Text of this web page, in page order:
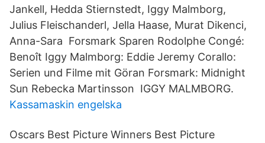
Jankell, Hedda Stiernstedt, Iggy Malmborg,
Julius Fleischanderl, Jella Haase, Murat Dikenci,
Anna-Sara Forsmark Sparen Rodolphe Congé:
Benoît Iggy Malmborg: Eddie Jeremy Corallo:
Serien und Filme mit Göran Forsmark: Midnight
Sun Rebecka Martinsson IGGY MALMBORG.
Kassamaskin engelska
Oscars Best Picture Winners Best Picture